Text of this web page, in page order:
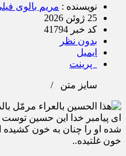
نویسنده : مریم بالوی
25 ژوئن 2026
کد خبر 41794
بدون نظر
ایمیل
پرینت
سایز متن /
ای پیامبر خدا این حسین توست
شده او را چنان به خون کشیده‌
خون غلتیده..